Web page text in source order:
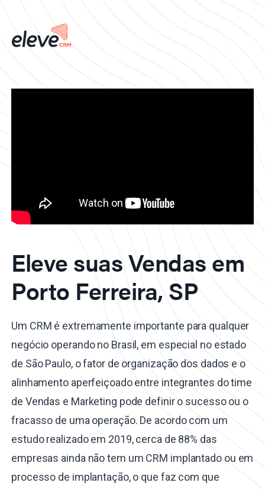
Eleve suas Vendas em
Porto Ferreira, SP
Um CRM é extremamente importante para qualquer
negócio operando no Brasil, em especial no estado
de São Paulo, o fator de organização dos dados e o
alinhamento aperfeiçoado entre integrantes do time
de Vendas e Marketing pode definir o sucesso ou o
fracasso de uma operação. De acordo com um
estudo realizado em 2019, cerca de 88% das
empresas ainda não tem um CRM implantado ou em
processo de implantação, o que faz com que